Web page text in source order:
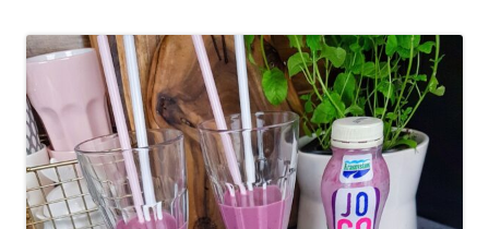
w
nowym
oknie